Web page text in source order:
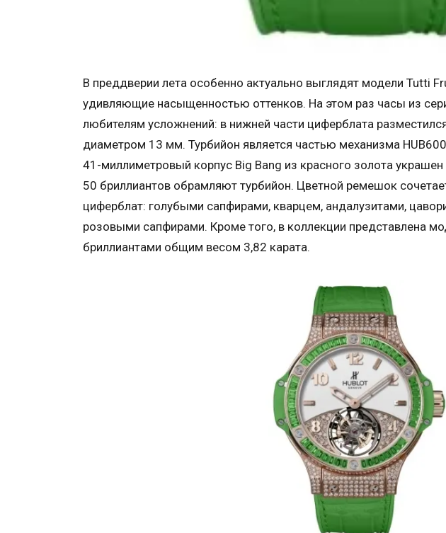
В преддверии лета особенно актуально выглядят модели Tutti
удивляющие насыщенностью оттенков. На этом раз часы из
любителям усложнений: в нижней части циферблата
диаметром 13 мм. Турбийон является частью механизма
41-миллиметровый корпус Big Bang из красного золота
50 бриллиантов обрамляют турбийон. Цветной ремешок
циферблат: голубыми сапфирами, кварцем, андалузитами,
розовыми сапфирами. Кроме того, в коллекции представлена
бриллиантами общим весом 3,82 карата.